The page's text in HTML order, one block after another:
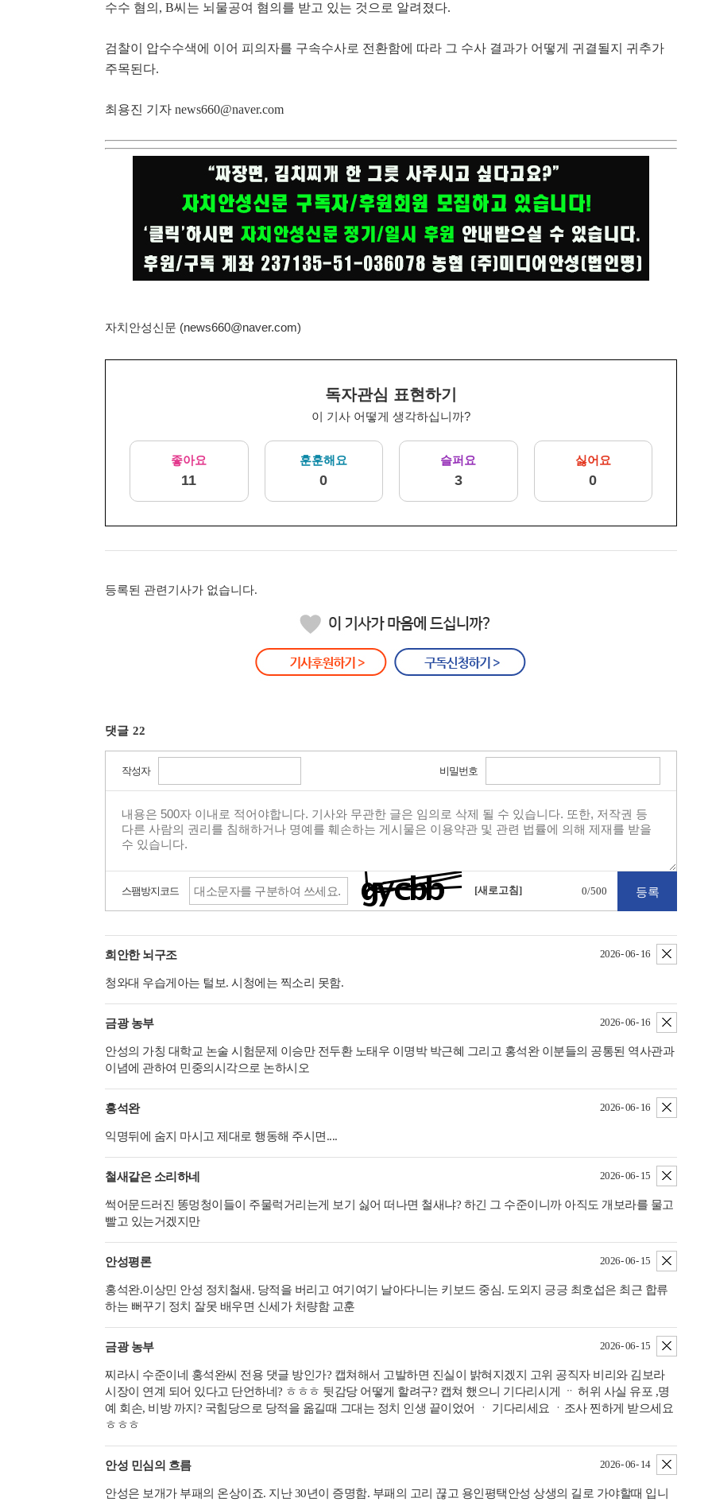
수수 혐의 , B씨는 뇌물공여 혐의를 받고 있는 것으로 알려졌다.
검찰이 압수수색에 이어 피의자를 구속수사로 전환함에 따라 그 수사 결과가 어떻게 귀결될지 귀추가
주목된다.
최용진 기자 news660@naver.com
자치안성신문 (news660@naver.com)
독자관심 표현하기
이 기사 어떻게 생각하십니까?
좋아요
11
훈훈해요
0
슬퍼요
3
싫어요
0
등록된 관련기사가 없습니다.
댓글 22
작성자 비밀번호
스팸방지코드 [새로고침] 0/500
희안한 뇌구조 2026- 06- 16
청와대 우습게아는 털보. 시청에는 찍소리 못함.
금광 농부 2026- 06- 16
안성의 가칭 대학교 논술 시험문제 이승만 전두환 노태우 이명박 박근혜 그리고 홍석완 이분들의 공통된 역사관과
이념에 관하여 민중의시각으로 논하시오
홍석완 2026- 06- 16
익명뒤에 숨지 마시고 제대로 행동해 주시면....
철새같은 소리하네 2026- 06- 15
썩어문드러진 똥멍청이들이 주물럭거리는게 보기 싫어 떠나면 철새냐? 하긴 그 수준이니까 아직도 개보라를 물고
빨고 있는거겠지만
안성평론 2026- 06- 15
홍석완.이상민 안성 정치철새. 당적을 버리고 여기여기 날아다니는 키보드 중심. 도외지 긍긍 최호섭은 최근 합류
하는 뻐꾸기 정치 잘못 배우면 신세가 처량함 교훈
금광 농부 2026- 06- 15
찌라시 수준이네 홍석완씨 전용 댓글 방인가? 캡쳐해서 고발하면 진실이 밝혀지겠지 고위 공직자 비리와 김보라
시장이 연계 되어 있다고 단언하네? ㅎㅎㅎ 뒷감당 어떻게 할려구? 캡쳐 했으니 기다리시게 ᆢ 허위 사실 유포 ,명
예 회손, 비방 까지? 국힘당으로 당적을 옮길때 그대는 정치 인생 끝이었어 ㆍ 기다리세요 ㆍ조사 찐하게 받으세요
ㅎㅎㅎ
안성 민심의 흐름 2026- 06- 14
안성은 보개가 부패의 온상이죠. 지난 30년이 증명함. 부패의 고리 끊고 용인평택안성 상생의 길로 가야할때 입니